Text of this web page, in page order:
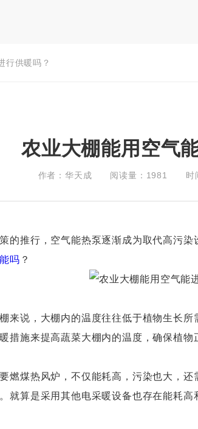
行供暖吗？
农业大棚能用空气
作者：华天成 阅读量：1981 时
推行，空气能热泵逐渐成为取代高污染
吗 ？
说，大棚内的温度往往低于植物生长所
措施来提高蔬菜大棚内的温度，确保植物
煤热风炉，不仅能耗高，污染也大，还
就算是采用其他电采暖设备也存在能耗高